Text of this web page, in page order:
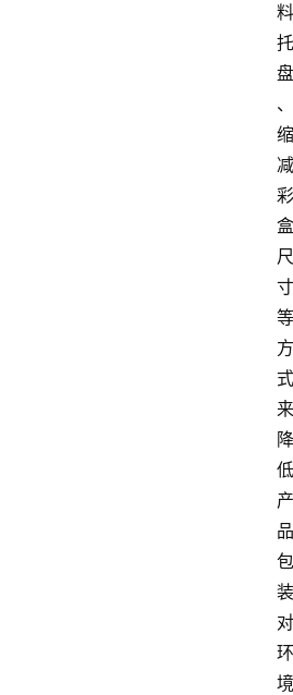
料
托
盘
、
缩
减
彩
盒
尺
寸
等
方
式
来
降
低
产
品
包
装
对
环
境